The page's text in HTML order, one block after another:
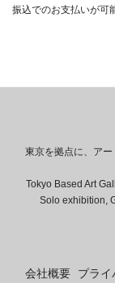
振込でのお支払いが可
東京を拠点に、ア
Tokyo Based Art
Solo exhibition,
会社概要 プライ